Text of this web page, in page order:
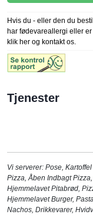
Hvis du - eller den du
har fødevareallergi eller
klik her og kontakt os.
Tjenester
Vi serverer: Pose,
Pizza,Åben Indbagt Pizza,
Hjemmelavet Pitabrød,
Hjemmelavet Burger,
Nachos, Drikkevarer,